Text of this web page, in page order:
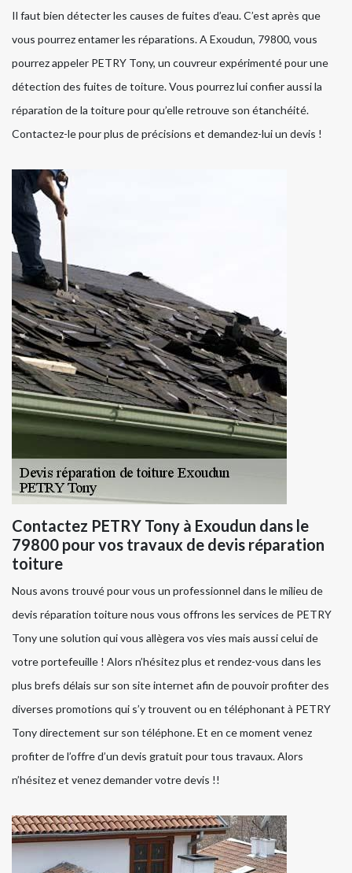
Il faut bien détecter les causes de fuites d’eau. C’est après que
vous pourrez entamer les réparations. A Exoudun, 79800, vous
pourrez appeler PETRY Tony, un couvreur expérimenté pour une
détection des fuites de toiture. Vous pourrez lui confier aussi la
réparation de la toiture pour qu’elle retrouve son étanchéité.
Contactez-le pour plus de précisions et demandez-lui un devis !
Contactez PETRY Tony à Exoudun dans le
79800 pour vos travaux de devis réparation
toiture
Nous avons trouvé pour vous un professionnel dans le milieu de
devis réparation toiture nous vous offrons les services de PETRY
Tony une solution qui vous allègera vos vies mais aussi celui de
votre portefeuille ! Alors n’hésitez plus et rendez-vous dans les
plus brefs délais sur son site internet afin de pouvoir profiter des
diverses promotions qui s’y trouvent ou en téléphonant à PETRY
Tony directement sur son téléphone. Et en ce moment venez
profiter de l’offre d’un devis gratuit pour tous travaux. Alors
n’hésitez et venez demander votre devis !!